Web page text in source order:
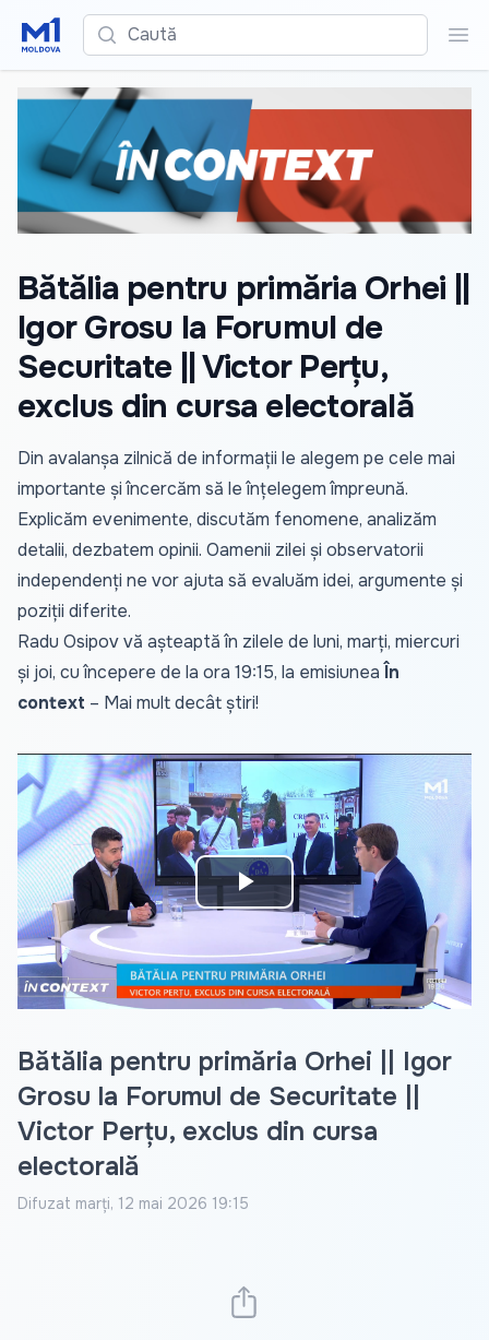
Caută
Bătălia pentru primăria Orhei ||
Igor Grosu la Forumul de
Securitate || Victor Perțu,
exclus din cursa electorală
Din avalanșa zilnică de informații le alegem pe cele mai
importante și încercăm să le înțelegem împreună.
Explicăm evenimente, discutăm fenomene, analizăm
detalii, dezbatem opinii. Oamenii zilei și observatorii
independenți ne vor ajuta să evaluăm idei, argumente și
poziții diferite.
Radu Osipov vă așteaptă în zilele de luni, marți, miercuri
și joi, cu începere de la ora 19:15, la emisiunea În
context – Mai mult decât știri!
Play
Video
Bătălia pentru primăria Orhei || Igor
Grosu la Forumul de Securitate ||
Victor Perțu, exclus din cursa
electorală
Difuzat marți, 12 mai 2026 19:15